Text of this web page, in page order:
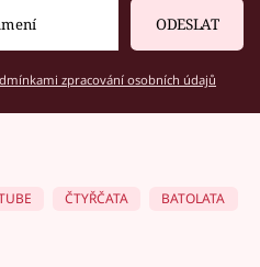
ODESLAT
zpracování osobních údajů
ČTYŘČATA
BATOLATA